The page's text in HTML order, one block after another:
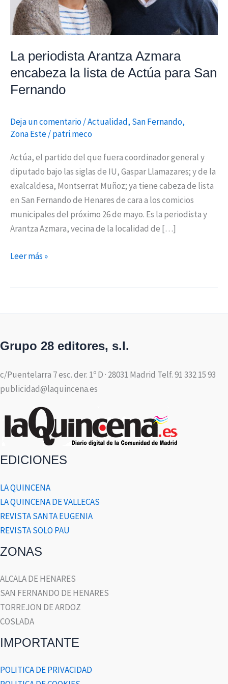
La periodista Arantza Azmara
encabeza la lista de Actúa para San
Fernando
Deja un comentario/Actualidad, San Fernando,
Zona Este/patri.meco
Actúa, el partido del que fuera coordinador general y
diputado bajo las siglas de IU, Gaspar Llamazares; y de la
exalcaldesa, Montserrat Muñoz; ya tiene cabeza de lista
en San Fernando de Henares de cara a los comicios
municipales del próximo 26 de mayo. Es la periodista y
Arantza Azmara, vecina de la localidad de […]
Actúa
para
Fernando
Leer más »
Grupo 28 editores, s.l.
c/Puentelarra 7 esc. der. 1º D · 28031 Madrid Telf. 91 332 15 93
publicidad@laquincena.es
EDICIONES
LA QUINCENA
LA QUINCENA DE VALLECAS
REVISTA SANTA EUGENIA
REVISTA SOLO PAU
ZONAS
ALCALA DE HENARES
SAN FERNANDO DE HENARES
TORREJON DE ARDOZ
COSLADA
IMPORTANTE
POLITICA DE PRIVACIDAD